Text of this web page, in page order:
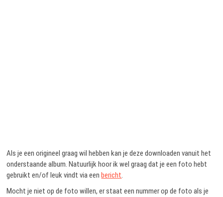
Als je een origineel graag wil hebben kan je deze downloaden vanuit het
onderstaande album. Natuurlijk hoor ik wel graag dat je een foto hebt
gebruikt en/of leuk vindt via een bericht.
Mocht je niet op de foto willen, er staat een nummer op de foto als je